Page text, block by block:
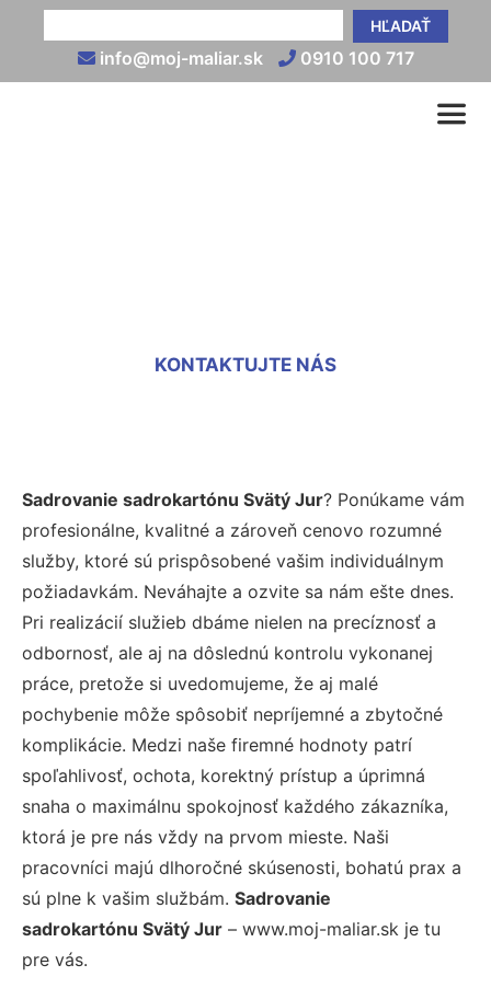
HĽADAŤ
info@moj-maliar.sk 0910 100 717
KONTAKTUJTE NÁS
Sadrovanie sadrokartónu Svätý Jur? Ponúkame vám
profesionálne, kvalitné a zároveň cenovo rozumné
služby, ktoré sú prispôsobené vašim individuálnym
požiadavkám. Neváhajte a ozvite sa nám ešte dnes.
Pri realizácií služieb dbáme nielen na precíznosť a
odbornosť, ale aj na dôslednú kontrolu vykonanej
práce, pretože si uvedomujeme, že aj malé
pochybenie môže spôsobiť nepríjemné a zbytočné
komplikácie. Medzi naše firemné hodnoty patrí
spoľahlivosť, ochota, korektný prístup a úprimná
snaha o maximálnu spokojnosť každého zákazníka,
ktorá je pre nás vždy na prvom mieste. Naši
pracovníci majú dlhoročné skúsenosti, bohatú prax a
sú plne k vašim službám. Sadrovanie
sadrokartónu Svätý Jur – www.moj-maliar.sk je tu
pre vás.